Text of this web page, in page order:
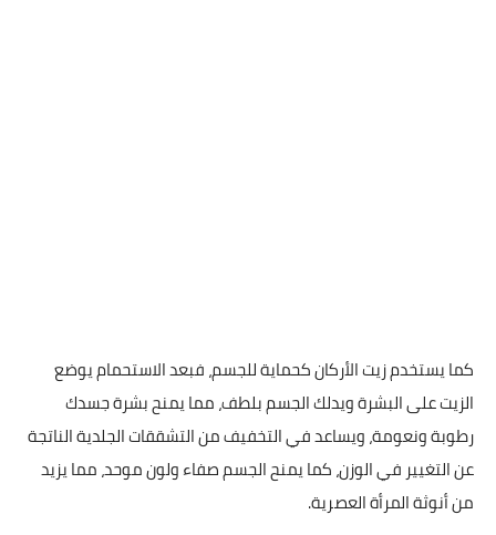
كما يستخدم زيت الأركان كحماية للجسم، فبعد الاستحمام يوضع
الزيت على البشرة ويدلك الجسم بلطف، مما يمنح بشرة جسدك
رطوبة ونعومة، ويساعد في التخفيف من التشققات الجلدية الناتجة
عن التغيير في الوزن، كما يمنح الجسم صفاء ولون موحد، مما يزيد
من أنوثة المرأة العصرية.